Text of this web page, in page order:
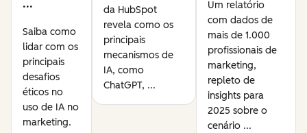
...
Saiba como
lidar com os
principais
desafios
éticos no
uso de IA no
marketing.
da HubSpot
revela como os
principais
mecanismos de
IA, como
ChatGPT, ...
Um relatório
com dados de
mais de 1.000
profissionais de
marketing,
repleto de
insights para
2025 sobre o
cenário ...